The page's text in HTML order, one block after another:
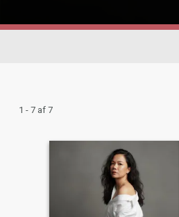
1 - 7 af 7